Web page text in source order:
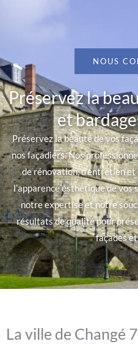
NOUS
Préservez la
et
Préservez la beauté de vos
nos façadiers. Nos
de rénovation, d’entretien
l’apparence esthétique de
notre expertise et notre
résultats de qualité pour
façades
La ville de Changé